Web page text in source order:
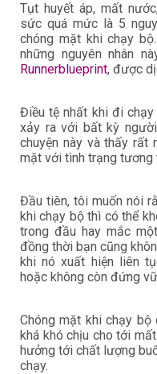
Tụt huyết áp, mất
sức quá mức là 5
chóng mặt khi chạy
những nguyên nhân
Runnerblueprint, được
Điều tệ nhất khi đi
xảy ra với bất kỳ
chuyện này và thấy rất
mặt với tình trạng tương
Đầu tiên, tôi muốn nói
khi chạy bộ thì có thể
trong đầu hay mắc
đồng thời bạn cũng
khi nó xuất hiện liên
hoặc không còn đứng
Chóng mặt khi chạy
khá khó chịu cho tới
hưởng tới chất lượng
chạy.